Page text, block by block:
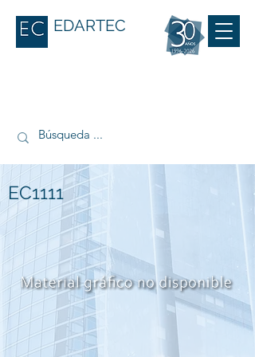
EDARTEC
EC1111